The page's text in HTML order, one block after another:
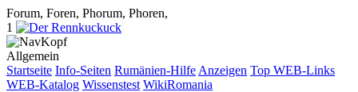
Forum, Foren, Phorum, Phoren,
1
Allgemein
Startseite Info-Seiten Rumänien-Hilfe Anzeigen Top WEB-Links
WEB-Katalog Wissenstest WikiRomania